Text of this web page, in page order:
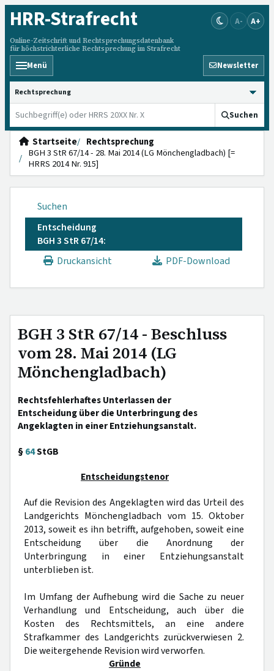
HRR-Strafrecht
Online-Zeitschrift und Rechtsprechungsdatenbank
für höchstrichterliche Rechtsprechung im Strafrecht
A- A+
Menü Newsletter
HRRS durchsuchen
Suchen
Startseite
Rechtsprechung
BGH 3 StR 67/14 - 28. Mai 2014 (LG Mönchengladbach) [=
HRRS 2014 Nr. 915]
Suchen
Entscheidung
BGH 3 StR 67/14:
Druckansicht
PDF-Download
BGH 3 StR 67/14 - Beschluss
vom 28. Mai 2014 (LG
Mönchengladbach)
Rechtsfehlerhaftes Unterlassen der
Entscheidung über die Unterbringung des
Angeklagten in einer Entziehungsanstalt.
§64StGB
Entscheidungstenor
Auf die Revision des Angeklagten wird das Urteil des
Landgerichts Mönchengladbach vom 15. Oktober
2013, soweit es ihn betrifft, aufgehoben, soweit eine
Entscheidung über die Anordnung der
Unterbringung in einer Entziehungsanstalt
unterblieben ist.
Im Umfang der Aufhebung wird die Sache zu neuer
Verhandlung und Entscheidung, auch über die
Kosten des Rechtsmittels, an eine andere
Strafkammer des Landgerichts zurückverwiesen 2.
Die weitergehende Revision wird verworfen.
Gründe